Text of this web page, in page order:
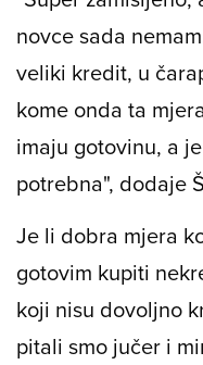
novce sada
veliki kredit, u
kome onda ta
imaju gotovinu, a
potrebna", dodaje
Je li dobra mjera
gotovim kupiti
koji nisu dovoljno
pitali smo jučer i